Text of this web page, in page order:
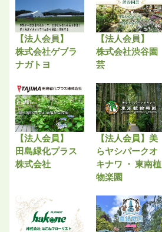
【法人会員】
株式会社ゲブラ
ナガトヨ
【法人会員】
株式会社渋谷園
芸
【法人会員】
田島緑化プラス
株式会社
【法人会員】美
らヤシパークオ
キナワ ・ 東南植
物楽園